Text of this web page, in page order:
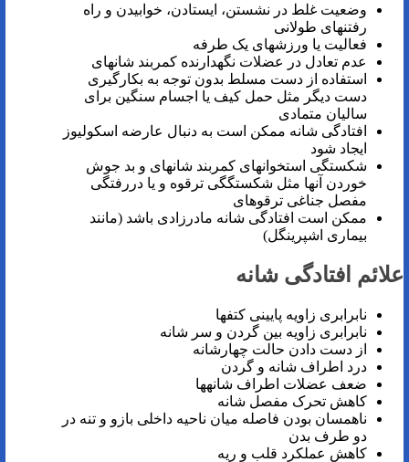
وضعیت غلط در نشستن، ایستادن، خوابیدن و راه
رفتن­های طولانی
فعالیت یا ورزش­های یک طرفه
عدم تعادل در عضلات نگهدارنده کمربند شانه­ای
استفاده از دست مسلط بدون توجه به بکارگیری
دست دیگر مثل حمل کیف یا اجسام سنگین برای
سالیان متمادی
افتادگی شانه ممکن است به دنبال عارضه اسکولیوز
ایجاد شود
شکستگی استخوان­های کمربند شانه­ای و بد جوش
خوردن آن­ها مثل شکستگگی ترقوه و یا دررفتگی
مفصل جناغی ترقوه­ای
ممکن است افتادگی شانه مادرزادی باشد (مانند
بیماری اشپرینگل)
علائم افتادگی شانه
نابرابری زاویه پایینی کتف­ها
نابرابری زاویه بین گردن و سر شانه
از دست دادن حالت چهارشانه
درد اطراف شانه و گردن
ضعف عضلات اطراف شانه­ها
کاهش تحرک مفصل شانه
ناهمسان بودن فاصله میان ناحیه داخلی بازو و تنه در
دو طرف بدن
کاهش عملکرد قلب و ریه